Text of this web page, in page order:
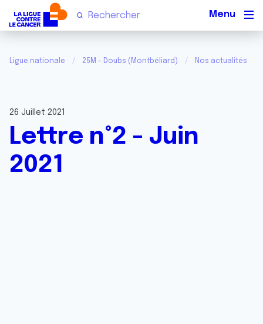
Ligue nationale 25M - Doubs (Montbéliard) Nos actualités
26 Juillet 2021
Lettre n°2 - Juin
2021